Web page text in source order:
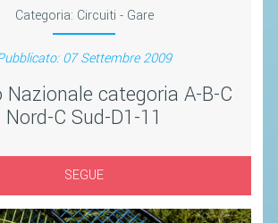
Categoria: Circuiti - Gare
07 Settembre 2009
Nazionale categoria A-B-C
Nord-C Sud-D1-11
SEGUE
STAFF TECNICO
CTF – PALABADMINTON
ATLETI D'INTERESSE NAZIONALE
SCHEDE ATLETI
VOLA CON NOI
CENTRI TECNICI TERRITORIALI
COMMISSIONE ATLETI